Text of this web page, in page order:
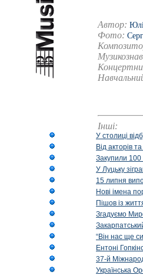
Автор:
Фото:
Інші:
У столиці
Від акторів
Закупили
У Луцьку
15 липня
Нові імена
Пішов із
Згадуємо
“Він нас ще
Ентоні
37-й
Українська